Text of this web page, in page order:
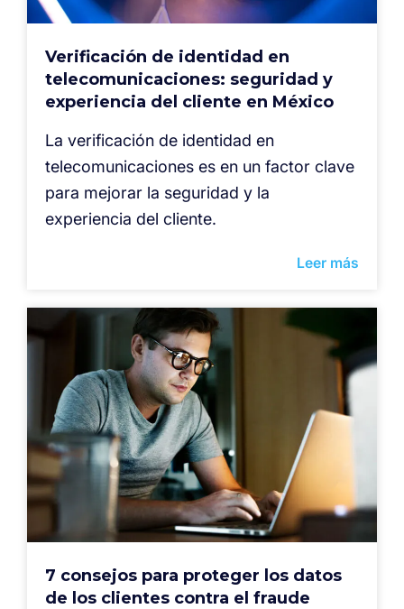
Verificación de identidad en
telecomunicaciones: seguridad y
experiencia del cliente en México
La verificación de identidad en
telecomunicaciones es en un factor clave
para mejorar la seguridad y la
experiencia del cliente.
Leer más
7 consejos para proteger los datos
de los clientes contra el fraude